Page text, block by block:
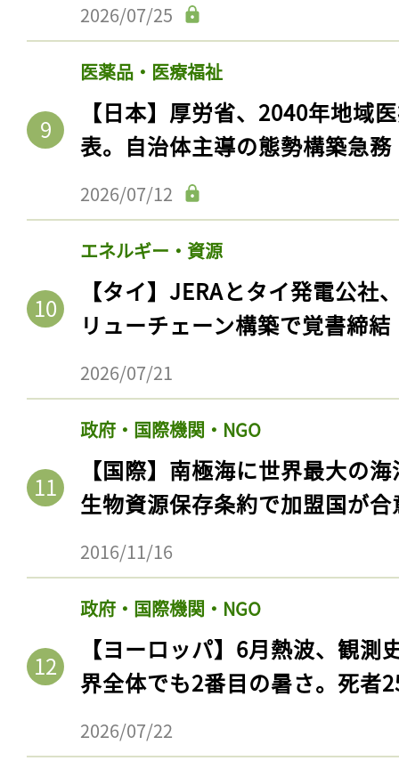
2026/07/25
医薬品・医療福祉
【日本】厚労省、2040年地域
表。自治体主導の態勢構築急務
2026/07/12
エネルギー・資源
【タイ】JERAとタイ発電公社
リューチェーン構築で覚書締結
2026/07/21
政府・国際機関・NGO
【国際】南極海に世界最大の
生物資源保存条約で加盟国が合
2016/11/16
政府・国際機関・NGO
【ヨーロッパ】6月熱波、観
界全体でも2番目の暑さ。死者
2026/07/22